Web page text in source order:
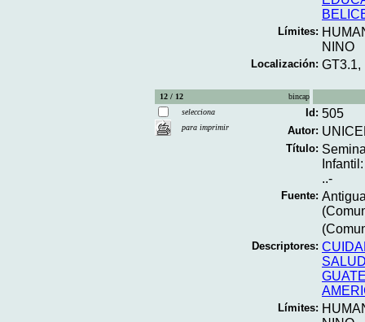
Límites:
NINO
Localización: GT3.1,
12 / 12
bincap
selecciona
para imprimir
Id: 505
Autor:
Título:
..-
Fuente:
Descriptores:
Límites: